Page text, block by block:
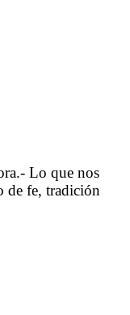
Lo que nos
de fe, tradición